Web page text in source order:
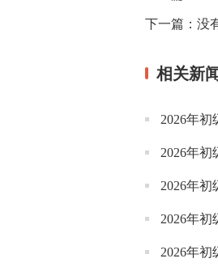
下一篇： 没
相关新闻
2026年
2026年
2026年
2026年
2026年